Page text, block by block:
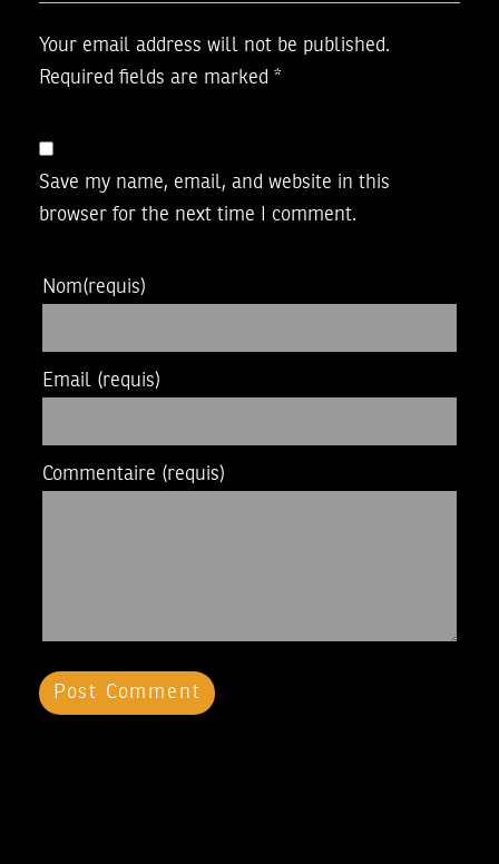
Your email address will not be published.
Required fields are marked *
Save my name, email, and website in this
browser for the next time I comment.
Nom(requis)
Email (requis)
Commentaire (requis)